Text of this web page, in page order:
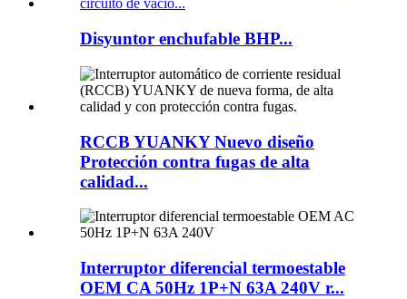
Disyuntor enchufable BHP...
RCCB YUANKY Nuevo diseño
Protección contra fugas de alta
calidad...
Interruptor diferencial termoestable
OEM CA 50Hz 1P+N 63A 240V r...